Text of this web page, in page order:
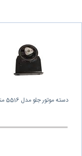
دسته موتور جلو مدل 5516 مناسب